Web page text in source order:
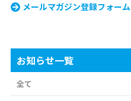
メールマガジン登録フォーム
お知らせ一覧
全て